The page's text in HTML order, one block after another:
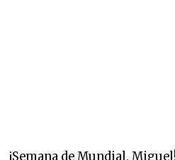
¡Semana de Mundial,